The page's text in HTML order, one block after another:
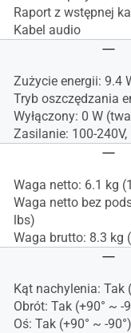
Raport z wstępnej
Kabel audio
Zużycie energii: 9.4
Tryb oszczędzania
Wyłączony: 0 W
Zasilanie: 100-
Waga netto: 6.1 kg
Waga netto bez
lbs)
Waga brutto: 8.3 kg
Kąt nachylenia: Tak
Obrót: Tak (+90° ~ -
Oś: Tak (+90° ~ -90°)